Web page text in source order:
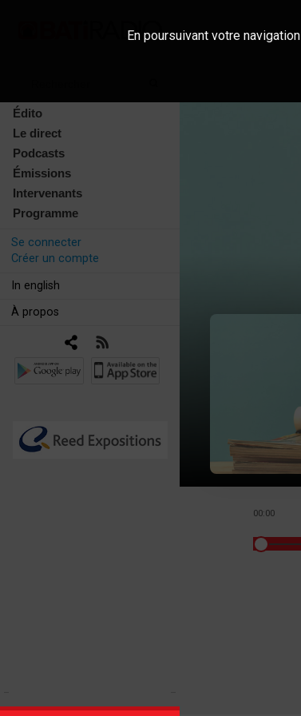
Édito
Le direct
Podcasts
Émissions
Intervenants
Programme
Se connecter
Créer un compte
In english
À propos
00:00
En poursuivant votre